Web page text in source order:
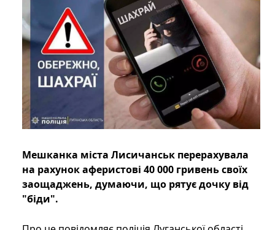
Мешканка міста Лисичанськ перерахувала
на рахунок аферистові 40 000 гривень своїх
заощаджень, думаючи, що рятує дочку від
"біди".